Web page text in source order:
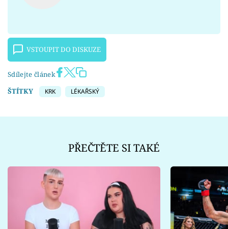
VSTOUPIT DO DISKUZE
Sdílejte článek
ŠTÍTKY
KRK LÉKAŘSKÝ
PŘEČTĚTE SI TAKÉ